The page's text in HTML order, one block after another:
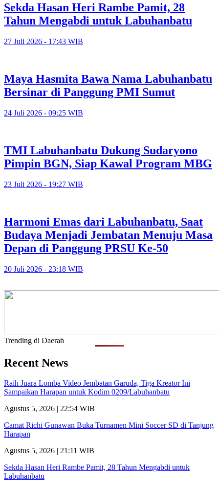
Sekda Hasan Heri Rambe Pamit, 28
Tahun Mengabdi untuk Labuhanbatu
27 Juli 2026 - 17:43 WIB
Maya Hasmita Bawa Nama Labuhanbatu
Bersinar di Panggung PMI Sumut
24 Juli 2026 - 09:25 WIB
TMI Labuhanbatu Dukung Sudaryono
Pimpin BGN, Siap Kawal Program MBG
23 Juli 2026 - 19:27 WIB
Harmoni Emas dari Labuhanbatu, Saat
Budaya Menjadi Jembatan Menuju Masa
Depan di Panggung PRSU Ke-50
20 Juli 2026 - 23:18 WIB
Trending di Daerah
Recent News
Raih Juara Lomba Video Jembatan Garuda, Tiga Kreator Ini
Sampaikan Harapan untuk Kodim 0209/Labuhanbatu
Agustus 5, 2026 | 22:54 WIB
Camat Richi Gunawan Buka Turnamen Mini Soccer SD di Tanjung
Harapan
Agustus 5, 2026 | 21:11 WIB
Sekda Hasan Heri Rambe Pamit, 28 Tahun Mengabdi untuk
Labuhanbatu